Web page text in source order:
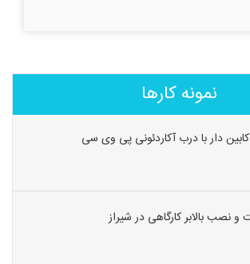
نمونه کارها
کابین دار با درب آکاردئونی پی وی سی
نصب بالابر کارگاهی در شیراز